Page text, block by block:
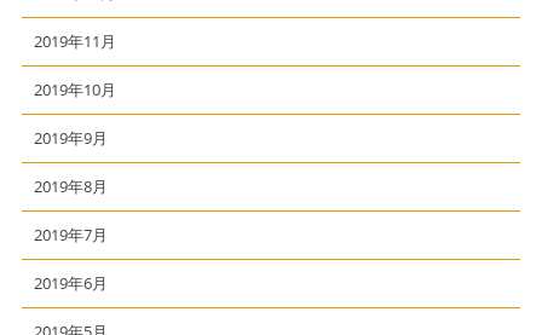
2019年11月
2019年10月
2019年9月
2019年8月
2019年7月
2019年6月